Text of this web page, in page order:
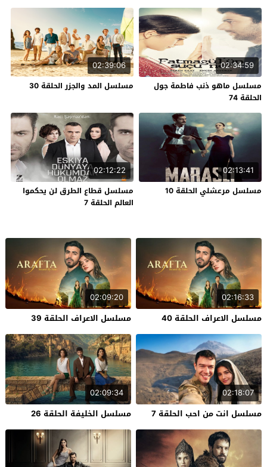
02:34:59
مسلسل ماهو ذنب فاطمة جول
الحلقة 74
02:39:06
مسلسل المد والجزر الحلقة 30
02:13:41
مسلسل مرعشلي الحلقة 10
02:12:22
مسلسل قطاع الطرق لن يحكموا
العالم الحلقة 7
02:16:33
مسلسل الاعراف الحلقة 40
02:09:20
مسلسل الاعراف الحلقة 39
02:18:07
مسلسل انت من احب الحلقة 7
02:09:34
مسلسل الخليفة الحلقة 26